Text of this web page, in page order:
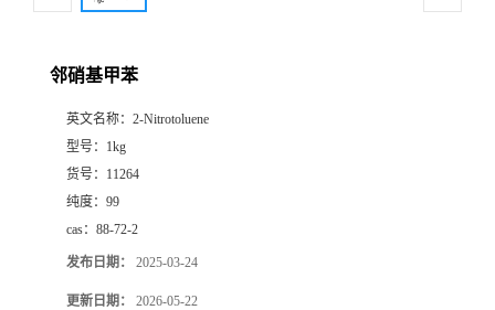
邻硝基甲苯
英文名称： 2-Nitrotoluene
型号： 1kg
货号： 11264
纯度： 99
cas： 88-72-2
发布日期： 2025-03-24
更新日期： 2026-05-22